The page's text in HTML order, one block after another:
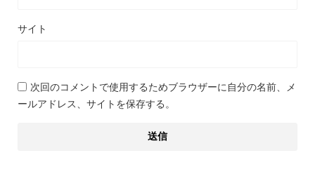
サイト
次回のコメントで使用するためブラウザーに自分の名前、メ
ールアドレス、サイトを保存する。